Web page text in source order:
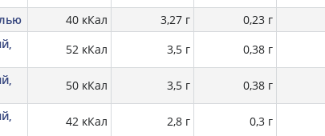
40 кКал 3,27 г 0,23 г
52 кКал 3,5 г 0,38 г
50 кКал 3,5 г 0,38 г
42 кКал 2,8 г 0,3 г